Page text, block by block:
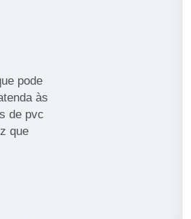
pode
às
de pvc
que